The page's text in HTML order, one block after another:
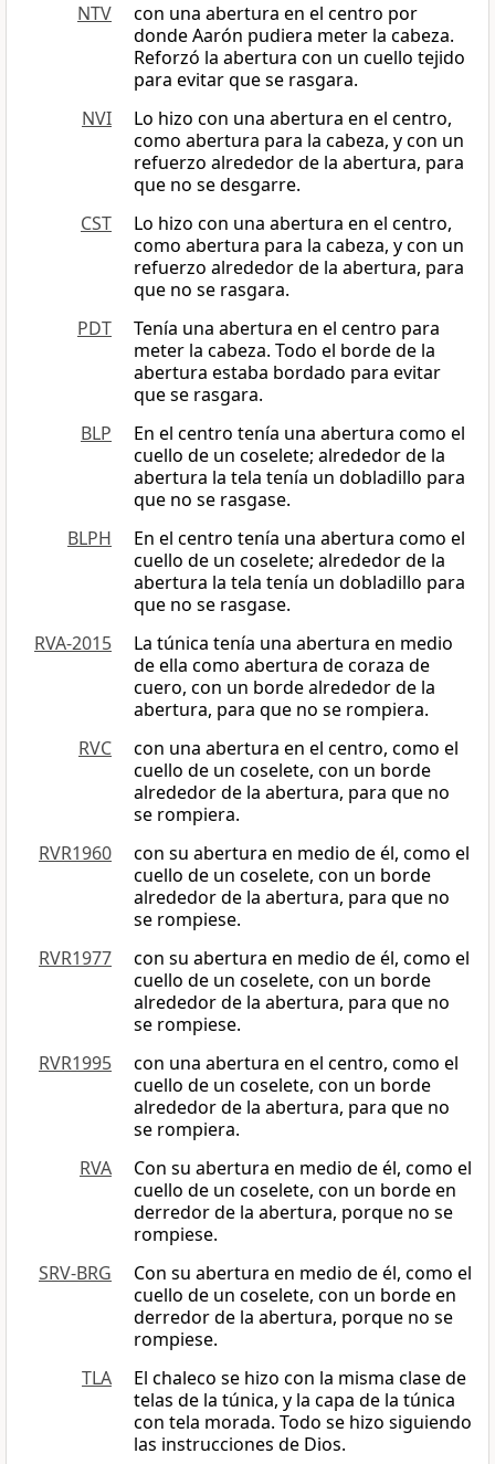
NTV
con una abertura en el centro por
donde Aarón pudiera meter la cabeza.
Reforzó la abertura con un cuello tejido
para evitar que se rasgara.
NVI
Lo hizo con una abertura en el centro,
como abertura para la cabeza, y con un
refuerzo alrededor de la abertura, para
que no se desgarre.
CST
Lo hizo con una abertura en el centro,
como abertura para la cabeza, y con un
refuerzo alrededor de la abertura, para
que no se rasgara.
PDT
Tenía una abertura en el centro para
meter la cabeza. Todo el borde de la
abertura estaba bordado para evitar
que se rasgara.
BLP
En el centro tenía una abertura como el
cuello de un coselete; alrededor de la
abertura la tela tenía un dobladillo para
que no se rasgase.
BLPH
En el centro tenía una abertura como el
cuello de un coselete; alrededor de la
abertura la tela tenía un dobladillo para
que no se rasgase.
RVA-2015
La túnica tenía una abertura en medio
de ella como abertura de coraza de
cuero, con un borde alrededor de la
abertura, para que no se rompiera.
RVC
con una abertura en el centro, como el
cuello de un coselete, con un borde
alrededor de la abertura, para que no
se rompiera.
RVR1960
con su abertura en medio de él, como el
cuello de un coselete, con un borde
alrededor de la abertura, para que no
se rompiese.
RVR1977
con su abertura en medio de él, como el
cuello de un coselete, con un borde
alrededor de la abertura, para que no
se rompiese.
RVR1995
con una abertura en el centro, como el
cuello de un coselete, con un borde
alrededor de la abertura, para que no
se rompiera.
RVA
Con su abertura en medio de él, como el
cuello de un coselete, con un borde en
derredor de la abertura, porque no se
rompiese.
SRV-BRG
Con su abertura en medio de él, como el
cuello de un coselete, con un borde en
derredor de la abertura, porque no se
rompiese.
TLA
El chaleco se hizo con la misma clase de
telas de la túnica, y la capa de la túnica
con tela morada. Todo se hizo siguiendo
las instrucciones de Dios.